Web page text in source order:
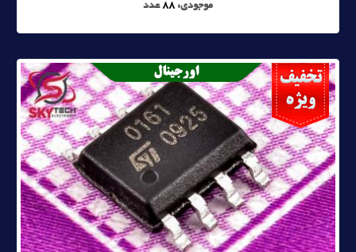
موجودی: 88عدد